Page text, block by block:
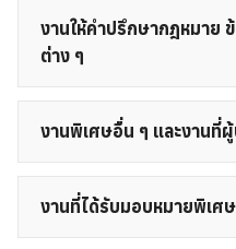
งานร้องทุกข์
งานให้คำปรึกษากฎหมาย
ต่าง ๆ
งานพิเศษอื่น ๆ และงานที่
การร่วมเป็นคณะกรรมกา
งานที่ได้รับมอบหมายพิเศ